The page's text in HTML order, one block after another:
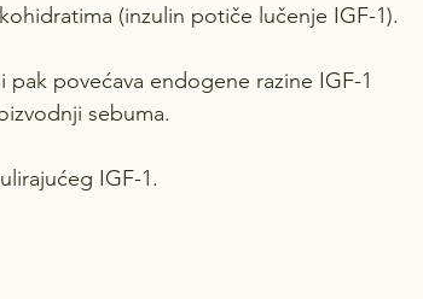
(inzulin potiče lučenje IGF-1).
povećava endogene razine IGF-1
sebuma.
IGF-1.